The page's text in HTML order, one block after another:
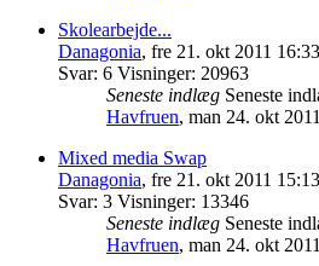
Skolearbejde...
Danagonia, fre 21. okt 2011 16:33
Svar: 6 Visninger: 20963
Seneste indlæg Seneste
Havfruen, man 24. okt
Mixed media Swap
Danagonia, fre 21. okt 2011 15:13
Svar: 3 Visninger: 13346
Seneste indlæg Seneste
Havfruen, man 24. okt